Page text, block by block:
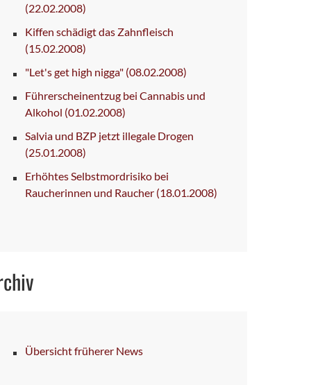
(22.02.2008)
Kiffen schädigt das Zahnfleisch
(15.02.2008)
"Let's get high nigga" (08.02.2008)
Führerscheinentzug bei Cannabis und
Alkohol (01.02.2008)
Salvia und BZP jetzt illegale Drogen
(25.01.2008)
Erhöhtes Selbstmordrisiko bei
Raucherinnen und Raucher (18.01.2008)
Übersicht früherer News